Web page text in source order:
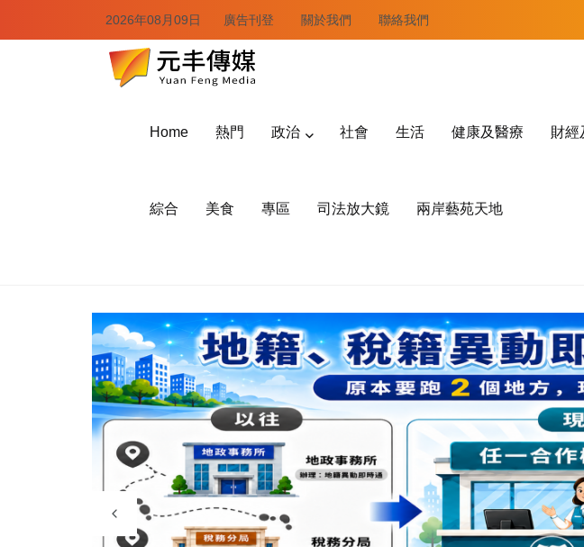
2026年08月09日 廣告刊登 關於我們 聯絡我們
Home 熱門 政治 社會 生活 健康及醫療 財經
綜合 美食 專區 司法放大鏡 兩岸藝苑天地